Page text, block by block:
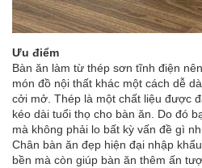
Ưu điểm
Bàn ăn làm từ thép sơn tĩnh điện
món đồ nội thất khác một cách dễ
cởi mở. Thép là một chất liệu được
kéo dài tuổi thọ cho bàn ăn. Do đó
mà không phải lo bất kỳ vấn đề gì
Chân bàn ăn đẹp hiện đại nhập
bền mà còn giúp bàn ăn thêm ấn